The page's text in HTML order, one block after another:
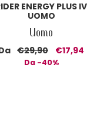
ENERGY PLUS IV
UOMO
Uomo
€29,90 €17,94
Da -40%